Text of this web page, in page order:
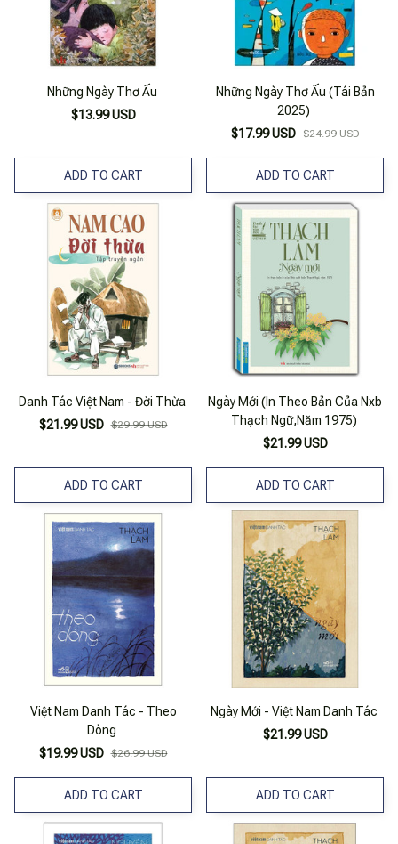
Những Ngày Thơ Ấu
$13.99 USD
ADD TO CART
Những Ngày Thơ Ấu (Tái Bản
2025)
$17.99 USD $24.99 USD
ADD TO CART
Danh Tác Việt Nam - Đời Thừa
$21.99 USD $29.99 USD
ADD TO CART
Ngày Mới (In Theo Bản Của Nxb
Thạch Ngữ,Năm 1975)
$21.99 USD
ADD TO CART
Việt Nam Danh Tác - Theo
Dòng
$19.99 USD $26.99 USD
ADD TO CART
Ngày Mới - Việt Nam Danh Tác
$21.99 USD
ADD TO CART